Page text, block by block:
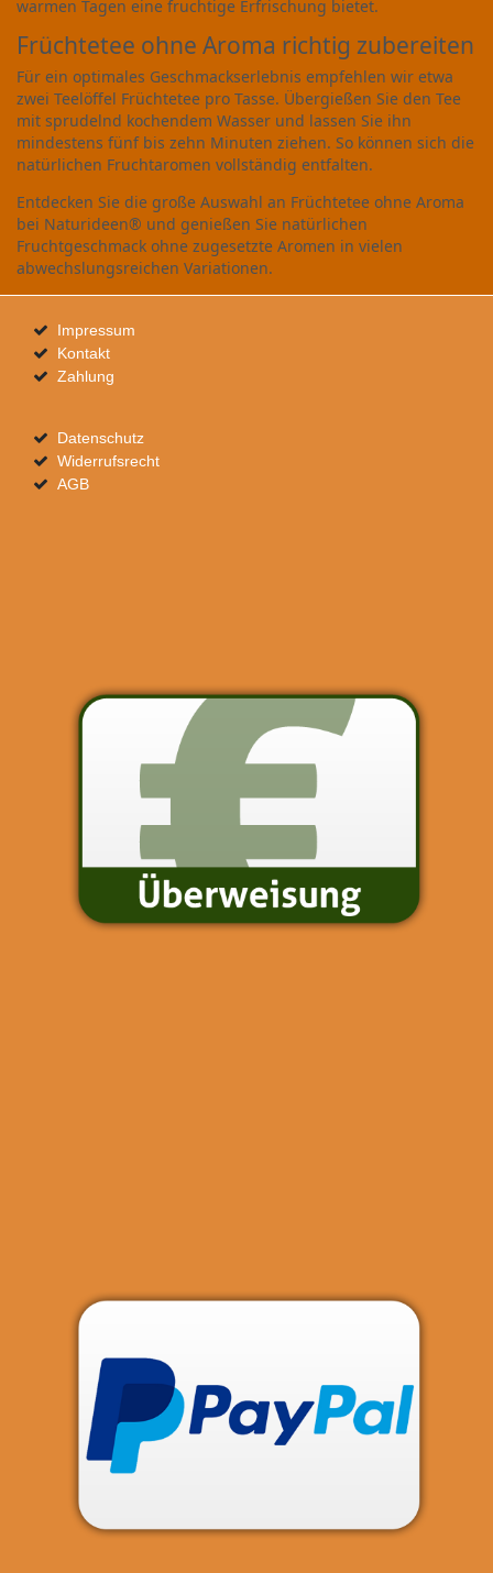
warmen Tagen eine fruchtige Erfrischung bietet.
Früchtetee ohne Aroma richtig zubereiten
Für ein optimales Geschmackserlebnis empfehlen wir etwa
zwei Teelöffel Früchtetee pro Tasse. Übergießen Sie den Tee
mit sprudelnd kochendem Wasser und lassen Sie ihn
mindestens fünf bis zehn Minuten ziehen. So können sich die
natürlichen Fruchtaromen vollständig entfalten.
Entdecken Sie die große Auswahl an Früchtetee ohne Aroma
bei Naturideen® und genießen Sie natürlichen
Fruchtgeschmack ohne zugesetzte Aromen in vielen
abwechslungsreichen Variationen.
Impressum
Kontakt
Zahlung
Datenschutz
Widerrufsrecht
AGB